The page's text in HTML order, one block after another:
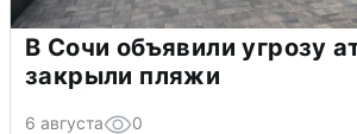
В Сочи объявили угрозу
закрыли пляжи
6 августа 0